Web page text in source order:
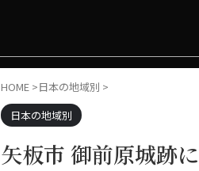
HOME >日本の地域別 >
日本の地域別
矢板市 御前原城跡